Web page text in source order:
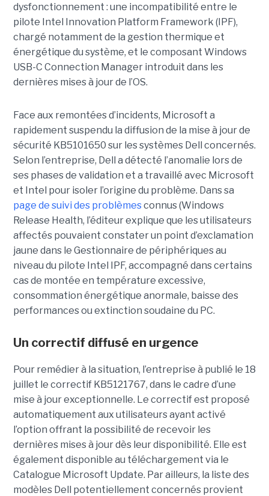
dysfonctionnement : une incompatibilité entre le
pilote Intel Innovation Platform Framework (IPF),
chargé notamment de la gestion thermique et
énergétique du système, et le composant Windows
USB-C Connection Manager introduit dans les
dernières mises à jour de l’OS.
Face aux remontées d’incidents, Microsoft a
rapidement suspendu la diffusion de la mise à jour de
sécurité KB5101650 sur les systèmes Dell concernés.
Selon l’entreprise, Dell a détecté l’anomalie lors de
ses phases de validation et a travaillé avec Microsoft
et Intel pour isoler l’origine du problème. Dans sa
page de suivi des problèmesconnus (Windows
Release Health, l’éditeur explique que les utilisateurs
affectés pouvaient constater un point d’exclamation
jaune dans le Gestionnaire de périphériques au
niveau du pilote Intel IPF, accompagné dans certains
cas de montée en température excessive,
consommation énergétique anormale, baisse des
performances ou extinction soudaine du PC.
Un correctif diffusé en urgence
Pour remédier à la situation, l’entreprise à publié le 18
juillet le correctif KB5121767, dans le cadre d’une
mise à jour exceptionnelle. Le correctif est proposé
automatiquement aux utilisateurs ayant activé
l’option offrant la possibilité de recevoir les
dernières mises à jour dès leur disponibilité. Elle est
également disponible au téléchargement via le
Catalogue Microsoft Update. Par ailleurs, la liste des
modèles Dell potentiellement concernés provient